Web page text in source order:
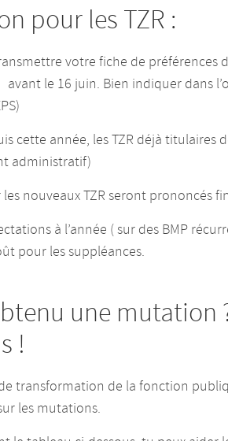
pour les TZR :
votre fiche de préférences
avant le 16 juin. Bien indiquer dans
cette année, les TZR déjà titulaires
administratif)
les nouveaux TZR seront prononcés
à l’année ( sur des BMP
pour les suppléances.
une mutation
!
transformation de la fonction
les mutations.